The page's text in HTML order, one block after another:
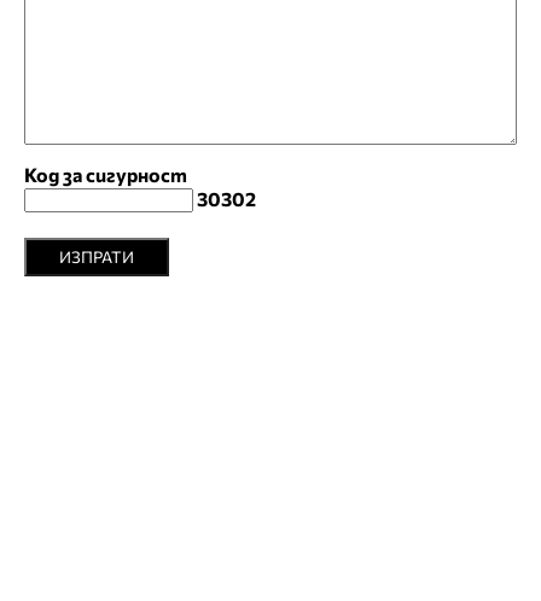
Код за сигурност
30302
ИЗПРАТИ